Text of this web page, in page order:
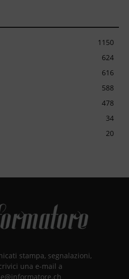
1150
624
616
588
478
34
20
stampa, segnalazioni,
una e-mail a